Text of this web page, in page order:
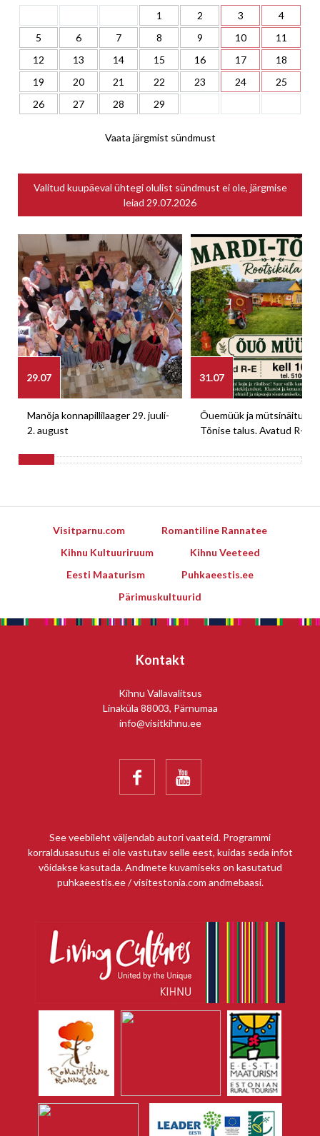
1 2 3
4
5
6 7 8 9 10
11
12
13 14 15 16 17
18
19
20 21 22 23 24
25
26
27 28 29
Vaata järgmist sündmust
Valitud kuupäeval ühtegi olulist sündmust ei ole, järgmise
leiad 29.07.2026
29.07
Manõja konnapillilaager 29. juuli-
2. august
31.07
Õuemüük ja mütsinäitus
Tõnise talus. Avatud R-E
Visitparnu.com
Romantiline Rannatee
Kihnu Kultuuriruum
Kihnu Veeteed
Eesti Maaturism
Puhkaeestis.ee
Pärimuskultuurid
Kontakt
Kihnu Vallavalitsus
Linaküla 88003, Pärnumaa
info@visitkihnu.ee
 
See veebileht väljendab autori vaateid. Programmi
korraldusasutus ei ole vastutav selle eest, kuidas seda infot
võidakse kasutada. Andmete kuvamiseks on kasutatud
puhkaeestis.ee / visitestonia.com andmebaasi.